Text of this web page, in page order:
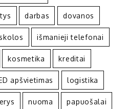
darbas dovanos
išmanieji telefonai
kosmetika kreditai
apšvietimas logistika
nuoma papuošalai